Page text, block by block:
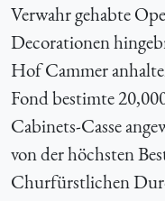
Verwahr gehabte
Decorationen
Hof Cammer
Fond bestimte
Cabinets-Casse
von der höchsten
Churfürstlichen